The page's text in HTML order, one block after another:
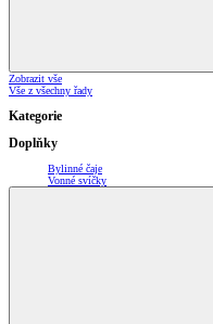
Zobrazit vše
Vše z všechny řady
Kategorie
Doplňky
Bylinné čaje
Vonné svíčky